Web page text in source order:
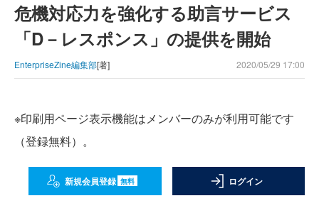
危機対応力を強化する助言サービス
「D－レスポンス」の提供を開始
EnterpriseZine編集部[著] 2020/05/29 17:00
※印刷用ページ表示機能はメンバーのみが利用可能です
（登録無料）。
新規会員登録 無料 ログイン